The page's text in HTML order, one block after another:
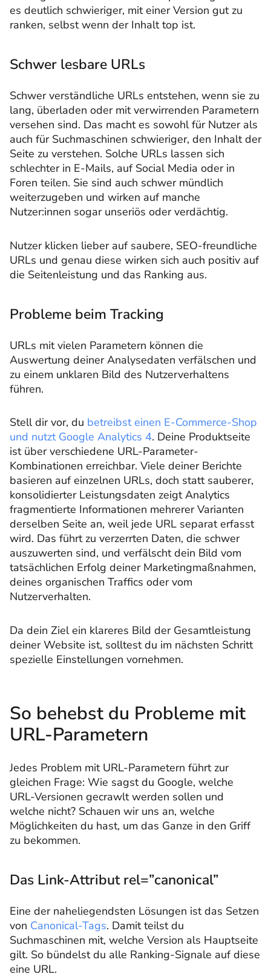
es deutlich schwieriger, mit einer Version gut zu
ranken, selbst wenn der Inhalt top ist.
Schwer lesbare URLs
Schwer verständliche URLs entstehen, wenn sie zu
lang, überladen oder mit verwirrenden Parametern
versehen sind. Das macht es sowohl für Nutzer als
auch für Suchmaschinen schwieriger, den Inhalt der
Seite zu verstehen. Solche URLs lassen sich
schlechter in E-Mails, auf Social Media oder in
Foren teilen. Sie sind auch schwer mündlich
weiterzugeben und wirken auf manche
Nutzer:innen sogar unseriös oder verdächtig.
Nutzer klicken lieber auf saubere, SEO-freundliche
URLs und genau diese wirken sich auch positiv auf
die Seitenleistung und das Ranking aus.
Probleme beim Tracking
URLs mit vielen Parametern können die
Auswertung deiner Analysedaten verfälschen und
zu einem unklaren Bild des Nutzerverhaltens
führen.
Stell dir vor, du betreibst einen E-Commerce-Shop
und nutzt Google Analytics 4. Deine Produktseite
ist über verschiedene URL-Parameter-
Kombinationen erreichbar. Viele deiner Berichte
basieren auf einzelnen URLs, doch statt sauberer,
konsolidierter Leistungsdaten zeigt Analytics
fragmentierte Informationen mehrerer Varianten
derselben Seite an, weil jede URL separat erfasst
wird. Das führt zu verzerrten Daten, die schwer
auszuwerten sind, und verfälscht dein Bild vom
tatsächlichen Erfolg deiner Marketingmaßnahmen,
deines organischen Traffics oder vom
Nutzerverhalten.
Da dein Ziel ein klareres Bild der Gesamtleistung
deiner Website ist, solltest du im nächsten Schritt
spezielle Einstellungen vornehmen.
So behebst du Probleme mit
URL-Parametern
Jedes Problem mit URL-Parametern führt zur
gleichen Frage: Wie sagst du Google, welche
URL-Versionen gecrawlt werden sollen und
welche nicht? Schauen wir uns an, welche
Möglichkeiten du hast, um das Ganze in den Griff
zu bekommen.
Das Link-Attribut rel=”canonical”
Eine der naheliegendsten Lösungen ist das Setzen
von Canonical-Tags. Damit teilst du
Suchmaschinen mit, welche Version als Hauptseite
gilt. So bündelst du alle Ranking-Signale auf diese
eine URL.